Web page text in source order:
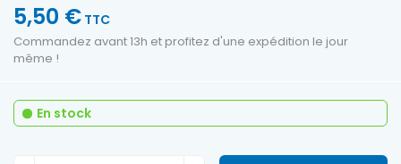
5,50 € TTC
Commandez avant 13h et profitez d'une expédition le jour
même !
En stock